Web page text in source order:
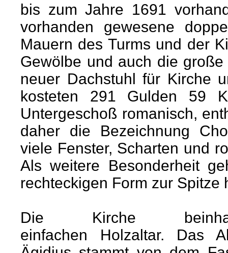
bis zum Jahre 1691
vorhanden gewesene
Mauern des Turms und der
Gewölbe und auch die
neuer Dachstuhl für Kirche
kosteten 291 Gulden 59
Untergeschoß romanisch,
daher die Bezeichnung
viele Fenster, Scharten und
Als weitere Besonderheit
rechteckigen Form zur Spitze
Die Kirche
einfachen Holzaltar. Das